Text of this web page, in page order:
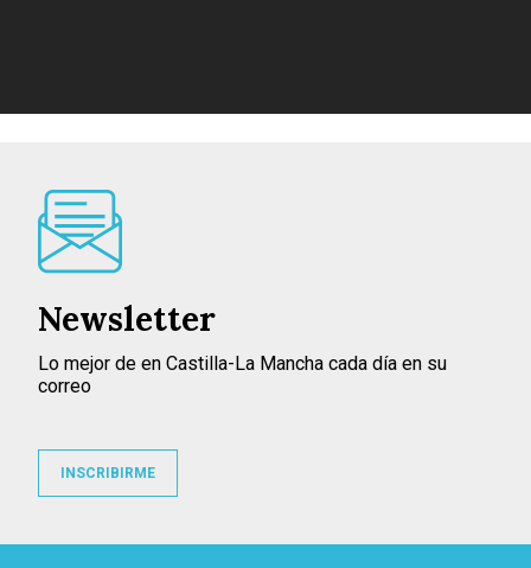
Newsletter
Lo mejor de en Castilla-La Mancha cada día en su
correo
INSCRIBIRME